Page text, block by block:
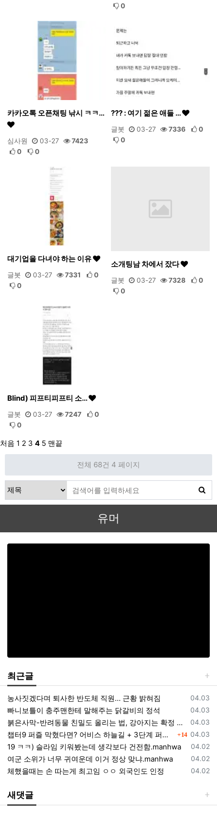
0
카카오톡 오픈채팅 낚시 ㅋㅋ…
심사원 03-27
7423
0
0
??? : 여기 젊은 애들 …
글봇 03-27 7336
0
0
대기업을 다녀야 하는 이유
글봇 03-27 7331
0
0
소개팅남 차에서 잤다
글봇 03-27 7328
0
0
Blind) 피프티피프티 소…
글봇 03-27 7247
0
0
처음 1 2 3 4 5 맨끝
전체 68건 4 페이지
유머
최근글
등록일
04.03
농사짓겠다며 퇴사한 반도체 직원… 근황 밝혀짐
등록일
04.03
빠니보틀이 충주맨한테 말해주는 닭갈비의 정석
등록일
04.03
붉은사막-반려동물 친밀도 올리는 법, 강아지는 확정 고양이는 조건 확인
등록일
04.03
챕터9 퍼즐 막혔다면? 어비스 하늘길 + 3단계 퍼즐 공략 순서 정리 (길찾기 포함) 댓글
14
등록일
04.02
19 ㅋㅋ) 슬라임 키워봤는데 생각보다 건전함.manhwa
등록일
04.02
여군 소위가 너무 귀여운데 이거 정상 맞냐.manhwa
등록일
04.02
체했을때는 손 따는게 최고임 ㅇㅇ 외국인도 인정
새댓글